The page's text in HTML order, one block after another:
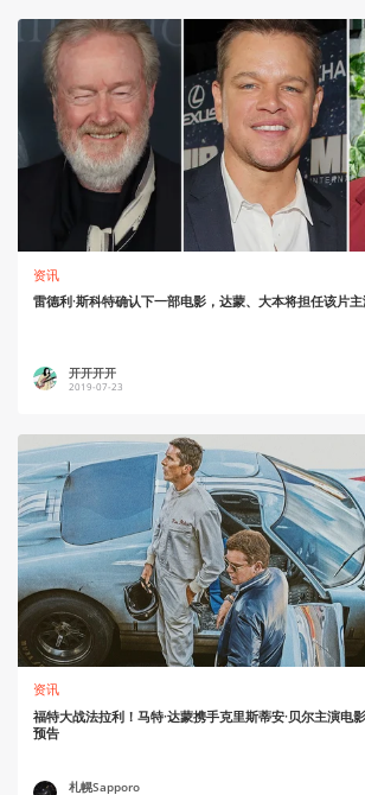
资讯
雷德利·斯科特确认下一部电影，达蒙、大本将担任该片主
开开开开
2019-07-23
资讯
福特大战法拉利！马特·达蒙携手克里斯蒂安·贝尔主演电
预告
札幌Sapporo